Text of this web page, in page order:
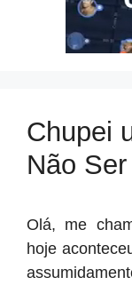
Chupei
Não
Olá, me
hoje